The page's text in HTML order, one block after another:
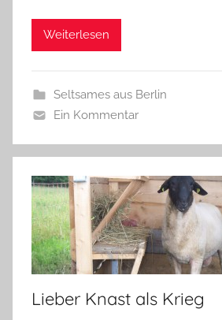
Weiterlesen
Seltsames aus Berlin
Ein Kommentar
Lieber Knast als Krieg